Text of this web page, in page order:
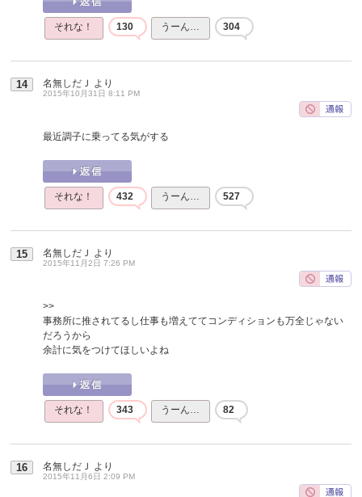
それな！ 130 うーん… 304
14 名無しだＪ より
2015年10月31日 8:11 PM
最近調子に乗ってる気がする
それな！ 432 うーん… 527
15 名無しだＪ より
2015年11月2日 7:26 PM
>>
事務所に推されてるし仕事も増えててコンディションも万全じゃない
だろうから
余計に気をつけてほしいよね
それな！ 343 うーん… 82
16 名無しだＪ より
2015年11月6日 2:09 PM